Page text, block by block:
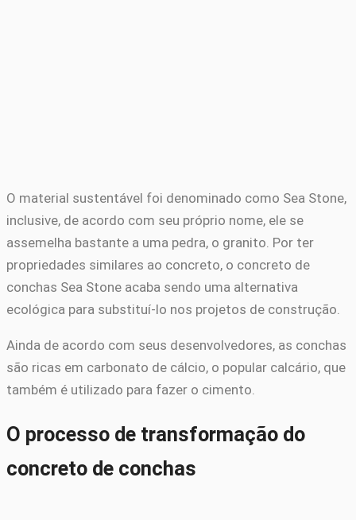
O material sustentável foi denominado como Sea Stone,
inclusive, de acordo com seu próprio nome, ele se
assemelha bastante a uma pedra, o granito. Por ter
propriedades similares ao concreto, o concreto de
conchas Sea Stone acaba sendo uma alternativa
ecológica para substituí-lo nos projetos de construção.
Ainda de acordo com seus desenvolvedores, as conchas
são ricas em carbonato de cálcio, o popular calcário, que
também é utilizado para fazer o cimento.
O processo de transformação do
concreto de conchas